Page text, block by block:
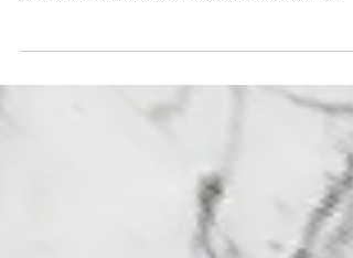
élégant.